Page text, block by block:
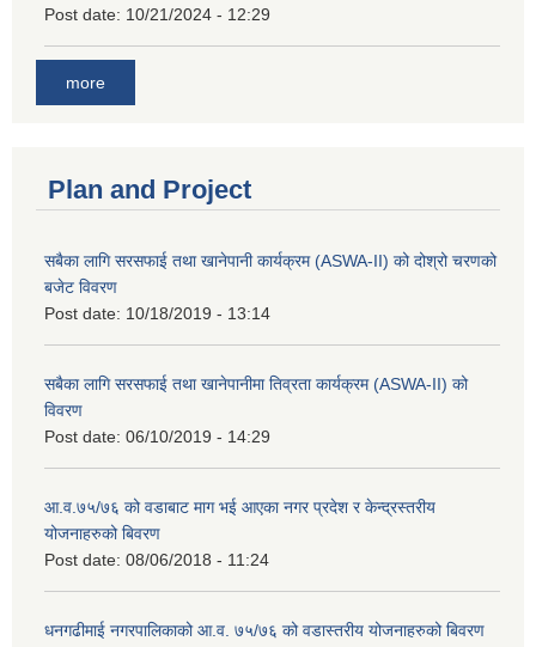
Post date: 10/21/2024 - 12:29
more
Plan and Project
सबैका लागि सरसफाई तथा खानेपानी कार्यक्रम (ASWA-II) को दोश्रो चरणको
बजेट विवरण
Post date: 10/18/2019 - 13:14
सबैका लागि सरसफाई तथा खानेपानीमा तिव्रता कार्यक्रम (ASWA-II) को
विवरण
Post date: 06/10/2019 - 14:29
आ.व.७५/७६ को वडाबाट माग भई आएका नगर प्रदेश र केन्द्रस्तरीय
योजनाहरुको बिवरण
Post date: 08/06/2018 - 11:24
धनगढीमाई नगरपालिकाको आ.व. ७५/७६ को वडास्तरीय योजनाहरुको बिवरण